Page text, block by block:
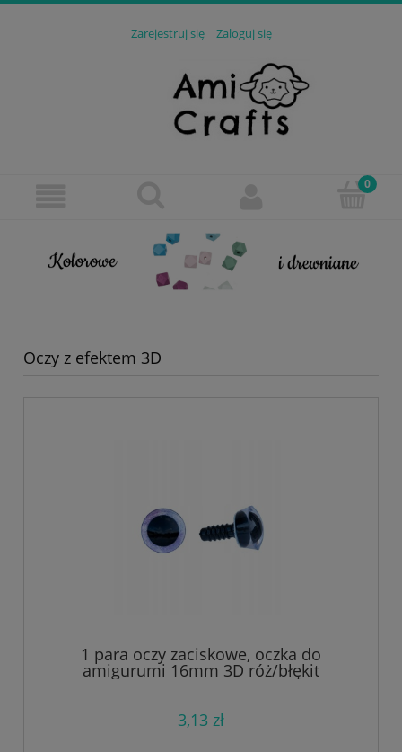
Zarejestruj się Zaloguj się
Oczy z efektem 3D
1 para oczy zaciskowe, oczka do
amigurumi 16mm 3D róż/błękit
3,13 zł